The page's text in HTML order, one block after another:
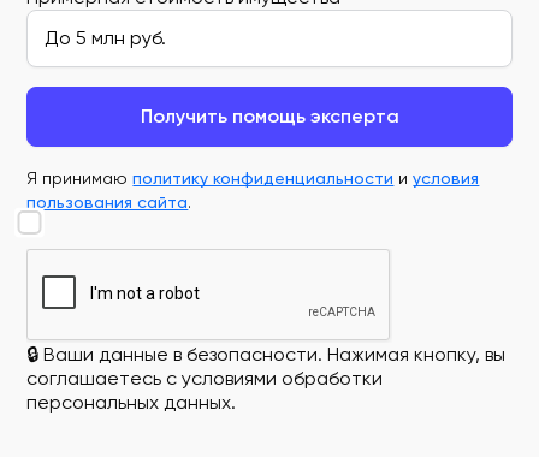
Получить помощь эксперта
Я принимаюполитику конфиденциальности иусловия
пользования сайта.
🔒 Ваши данные в безопасности. Нажимая кнопку, вы
соглашаетесь с условиями обработки
персональных данных.